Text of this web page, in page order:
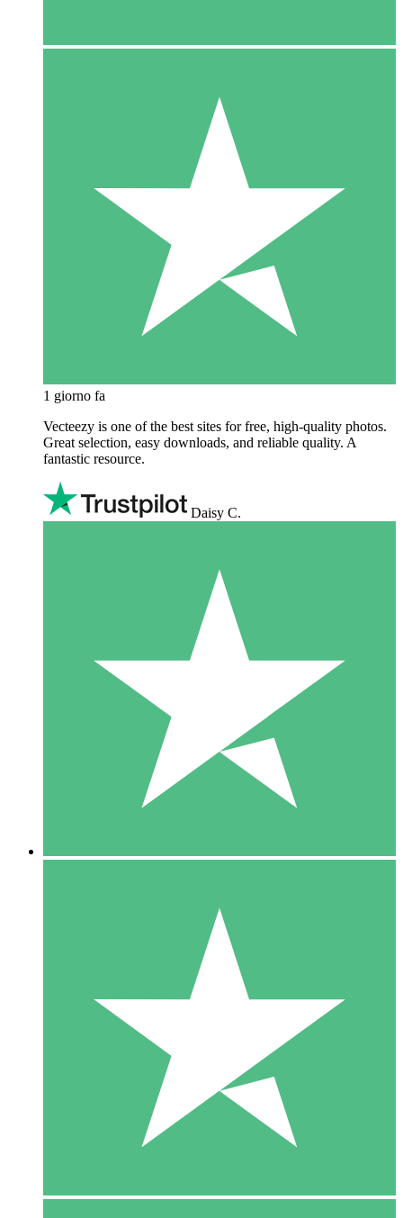
1 giorno fa
Vecteezy is one of the best sites for free, high‑quality photos.
Great selection, easy downloads, and reliable quality. A
fantastic resource.
Daisy C.